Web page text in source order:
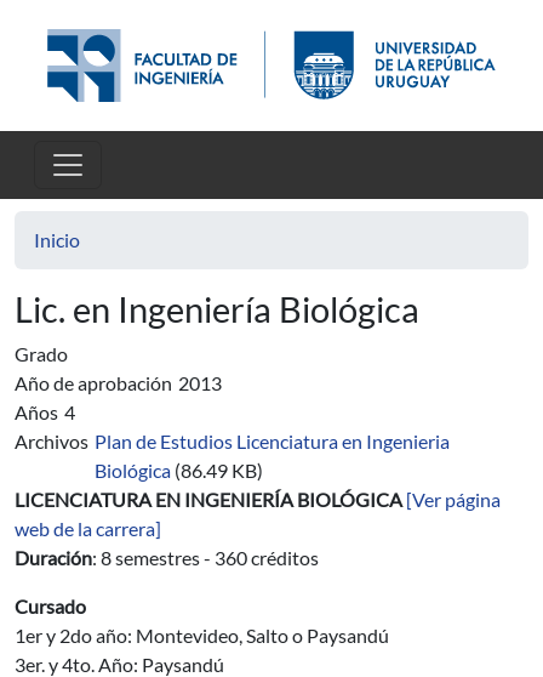
Inicio
Lic. en Ingeniería Biológica
Grado
Año de aprobación 2013
Años 4
Archivos Plan de Estudios Licenciatura en Ingenieria
Biológica (86.49 KB)
LICENCIATURA EN INGENIERÍA BIOLÓGICA [Ver página
web de la carrera]
Duración: 8 semestres - 360 créditos
Cursado
1er y 2do año: Montevideo, Salto o Paysandú
3er. y 4to. Año: Paysandú